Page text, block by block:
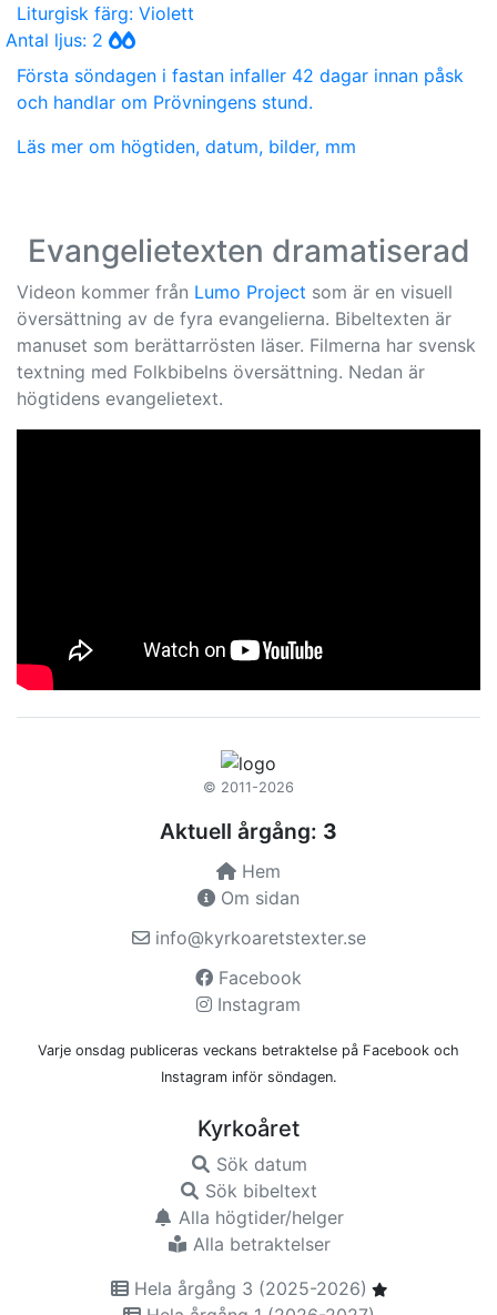
Liturgisk färg: Violett
Antal ljus: 2
Första söndagen i fastan infaller 42 dagar innan påsk
och handlar om Prövningens stund.
Läs mer om högtiden, datum, bilder, mm
Evangelietexten dramatiserad
Videon kommer från Lumo Project som är en visuell
översättning av de fyra evangelierna. Bibeltexten är
manuset som berättarrösten läser. Filmerna har svensk
textning med Folkbibelns översättning. Nedan är
högtidens evangelietext.
© 2011-2026
Aktuell årgång: 3
Hem
Om sidan
info@kyrkoaretstexter.se
Facebook
Instagram
Varje onsdag publiceras veckans betraktelse på Facebook och
Instagram inför söndagen.
Kyrkoåret
Sök datum
Sök bibeltext
Alla högtider/helger
Alla betraktelser
Hela årgång 3 (2025-2026)